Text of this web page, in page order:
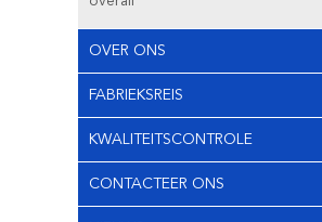
OVER ONS
FABRIEKSREIS
KWALITEITSCONTROLE
CONTACTEER ONS